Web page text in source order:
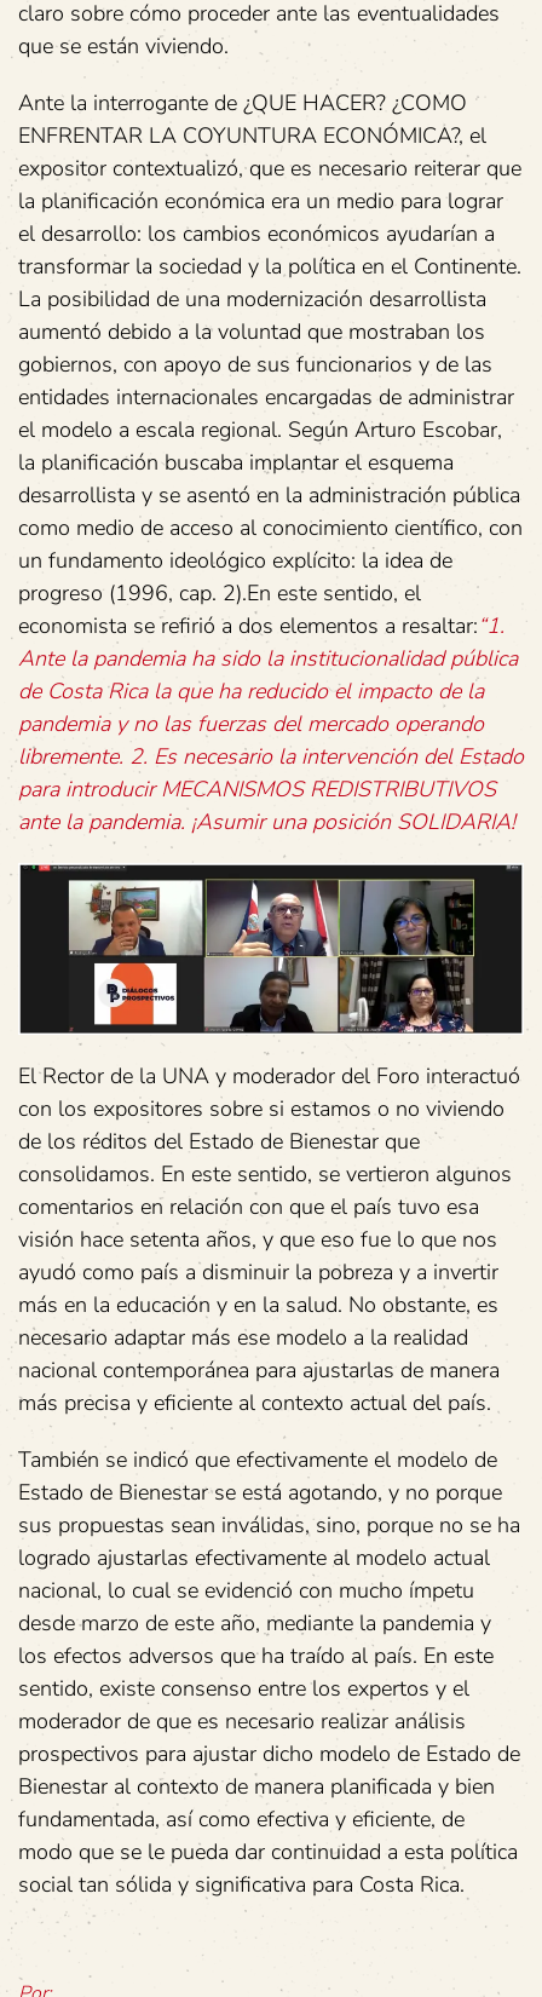
claro sobre cómo proceder ante las eventualidades
que se están viviendo.
Ante la interrogante de ¿QUE HACER? ¿COMO
ENFRENTAR LA COYUNTURA ECONÓMICA?, el
expositor contextualizó, que es necesario reiterar que
la planificación económica era un medio para lograr
el desarrollo: los cambios económicos ayudarían a
transformar la sociedad y la política en el Continente.
La posibilidad de una modernización desarrollista
aumentó debido a la voluntad que mostraban los
gobiernos, con apoyo de sus funcionarios y de las
entidades internacionales encargadas de administrar
el modelo a escala regional. Según Arturo Escobar,
la planificación buscaba implantar el esquema
desarrollista y se asentó en la administración pública
como medio de acceso al conocimiento científico, con
un fundamento ideológico explícito: la idea de
progreso (1996, cap. 2).En este sentido, el
economista se refirió a dos elementos a resaltar:“1.
Ante la pandemia ha sido la institucionalidad pública
de Costa Rica la que ha reducido el impacto de la
pandemia y no las fuerzas del mercado operando
libremente. 2. Es necesario la intervención del Estado
para introducir MECANISMOS REDISTRIBUTIVOS
ante la pandemia. ¡Asumir una posición SOLIDARIA!
El Rector de la UNA y moderador del Foro interactuó
con los expositores sobre si estamos o no viviendo
de los réditos del Estado de Bienestar que
consolidamos. En este sentido, se vertieron algunos
comentarios en relación con que el país tuvo esa
visión hace setenta años, y que eso fue lo que nos
ayudó como país a disminuir la pobreza y a invertir
más en la educación y en la salud. No obstante, es
necesario adaptar más ese modelo a la realidad
nacional contemporánea para ajustarlas de manera
más precisa y eficiente al contexto actual del país.
También se indicó que efectivamente el modelo de
Estado de Bienestar se está agotando, y no porque
sus propuestas sean inválidas, sino, porque no se ha
logrado ajustarlas efectivamente al modelo actual
nacional, lo cual se evidenció con mucho ímpetu
desde marzo de este año, mediante la pandemia y
los efectos adversos que ha traído al país. En este
sentido, existe consenso entre los expertos y el
moderador de que es necesario realizar análisis
prospectivos para ajustar dicho modelo de Estado de
Bienestar al contexto de manera planificada y bien
fundamentada, así como efectiva y eficiente, de
modo que se le pueda dar continuidad a esta política
social tan sólida y significativa para Costa Rica.